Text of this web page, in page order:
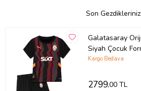
Son Gezdikleriniz
Galatasaray
Siyah Çocuk
Kargo Bedava
2799,00 TL